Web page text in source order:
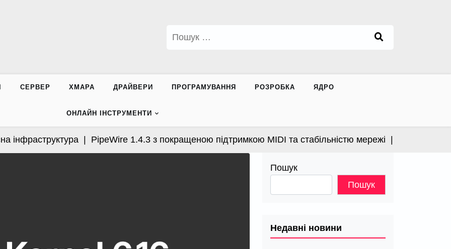
СЕРВЕР ХМАРА ДРАЙВЕРИ ПРОГРАМУВАННЯ РОЗРОБКА ЯДРО
ОНЛАЙН ІНСТРУМЕНТИ
|PipeWire 1.4.3 з покращеною підтримкою MIDI та стабільністю мережі |Apple
Пошук
Пошук
Недавні новини